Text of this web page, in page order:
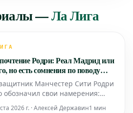
—Ла Лига
Родри: Реал Мадрид или
но есть сомнения по поводу
Манчестер Сити Родри
обозначил свои намерения:
2026 г. · Алексей Державин1 мин